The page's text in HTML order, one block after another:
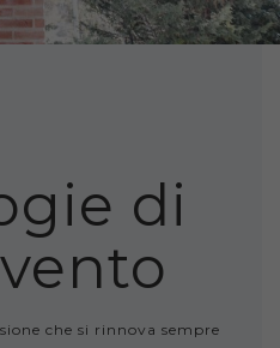
di
che si rinnova sempre